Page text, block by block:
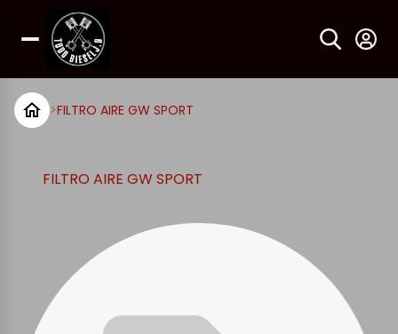
>FILTRO AIRE GW SPORT
FILTRO AIRE GW SPORT